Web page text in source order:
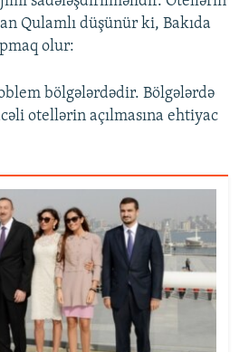
Qulamlı düşünür ki, Bakıda
olur:
bölgələrdədir. Bölgələrdə
otellərin açılmasına ehtiyac